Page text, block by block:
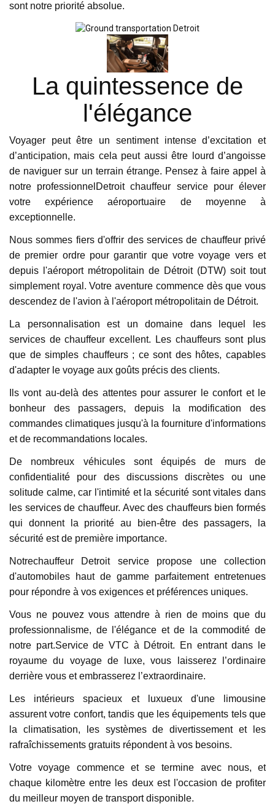
sont notre priorité absolue.
La quintessence de
l'élégance
Voyager peut être un sentiment intense d’excitation et
d’anticipation, mais cela peut aussi être lourd d’angoisse
de naviguer sur un terrain étrange. Pensez à faire appel à
notre professionnelDetroit chauffeur service pour élever
votre expérience aéroportuaire de moyenne à
exceptionnelle.
Nous sommes fiers d'offrir des services de chauffeur privé
de premier ordre pour garantir que votre voyage vers et
depuis l'aéroport métropolitain de Détroit (DTW) soit tout
simplement royal. Votre aventure commence dès que vous
descendez de l'avion à l'aéroport métropolitain de Détroit.
La personnalisation est un domaine dans lequel les
services de chauffeur excellent. Les chauffeurs sont plus
que de simples chauffeurs ; ce sont des hôtes, capables
d'adapter le voyage aux goûts précis des clients.
Ils vont au-delà des attentes pour assurer le confort et le
bonheur des passagers, depuis la modification des
commandes climatiques jusqu'à la fourniture d'informations
et de recommandations locales.
De nombreux véhicules sont équipés de murs de
confidentialité pour des discussions discrètes ou une
solitude calme, car l'intimité et la sécurité sont vitales dans
les services de chauffeur. Avec des chauffeurs bien formés
qui donnent la priorité au bien-être des passagers, la
sécurité est de première importance.
Notrechauffeur Detroit service propose une collection
d'automobiles haut de gamme parfaitement entretenues
pour répondre à vos exigences et préférences uniques.
Vous ne pouvez vous attendre à rien de moins que du
professionnalisme, de l'élégance et de la commodité de
notre part.Service de VTC à Détroit. En entrant dans le
royaume du voyage de luxe, vous laisserez l’ordinaire
derrière vous et embrasserez l’extraordinaire.
Les intérieurs spacieux et luxueux d'une limousine
assurent votre confort, tandis que les équipements tels que
la climatisation, les systèmes de divertissement et les
rafraîchissements gratuits répondent à vos besoins.
Votre voyage commence et se termine avec nous, et
chaque kilomètre entre les deux est l'occasion de profiter
du meilleur moyen de transport disponible.